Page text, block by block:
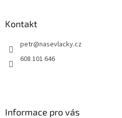
Kontakt
petr@nasevlacky.cz
608 101 646
Informace pro vás